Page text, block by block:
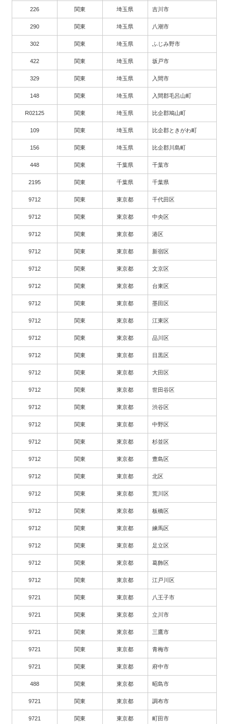
226 関東 埼玉県 吉川市
290 関東 埼玉県 八潮市
302 関東 埼玉県 ふじみ野市
422 関東 埼玉県 坂戸市
329 関東 埼玉県 入間市
148 関東 埼玉県 入間郡毛呂山町
R02125 関東 埼玉県 比企郡鳩山町
109 関東 埼玉県 比企郡ときがわ町
156 関東 埼玉県 比企郡川島町
448 関東 千葉県 千葉市
2195 関東 千葉県 千葉県
9712 関東 東京都 千代田区
9712 関東 東京都 中央区
9712 関東 東京都 港区
9712 関東 東京都 新宿区
9712 関東 東京都 文京区
9712 関東 東京都 台東区
9712 関東 東京都 墨田区
9712 関東 東京都 江東区
9712 関東 東京都 品川区
9712 関東 東京都 目黒区
9712 関東 東京都 大田区
9712 関東 東京都 世田谷区
9712 関東 東京都 渋谷区
9712 関東 東京都 中野区
9712 関東 東京都 杉並区
9712 関東 東京都 豊島区
9712 関東 東京都 北区
9712 関東 東京都 荒川区
9712 関東 東京都 板橋区
9712 関東 東京都 練馬区
9712 関東 東京都 足立区
9712 関東 東京都 葛飾区
9712 関東 東京都 江戸川区
9721 関東 東京都 八王子市
9721 関東 東京都 立川市
9721 関東 東京都 三鷹市
9721 関東 東京都 青梅市
9721 関東 東京都 府中市
488 関東 東京都 昭島市
9721 関東 東京都 調布市
9721 関東 東京都 町田市